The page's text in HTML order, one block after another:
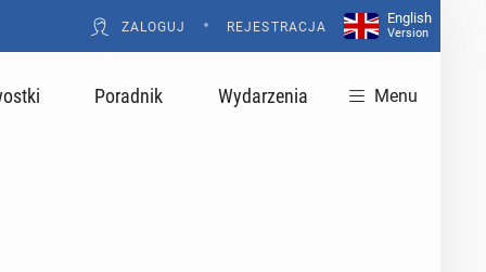
ZALOGUJ • REJESTRACJA
English
Version
Poradnik Wydarzenia Menu